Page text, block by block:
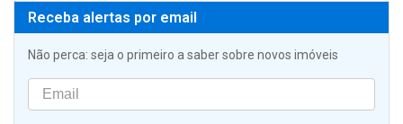
Receba alertas por email
Não perca: seja o primeiro a saber sobre novos imóveis